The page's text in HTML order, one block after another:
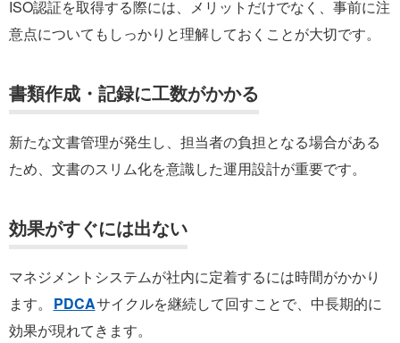
ISO認証を取得する際には、メリットだけでなく、事前に注
意点についてもしっかりと理解しておくことが大切です。
書類作成・記録に工数がかかる
新たな文書管理が発生し、担当者の負担となる場合がある
ため、文書のスリム化を意識した運用設計が重要です。
効果がすぐには出ない
マネジメントシステムが社内に定着するには時間がかかり
ます。
PDCAサイクルを継続して回すことで、中長期的に
効果が現れてきます。